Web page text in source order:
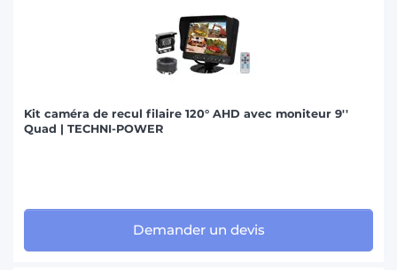
Kit caméra de recul filaire 120° AHD avec moniteur 9''
Quad | TECHNI-POWER
Demander un devis